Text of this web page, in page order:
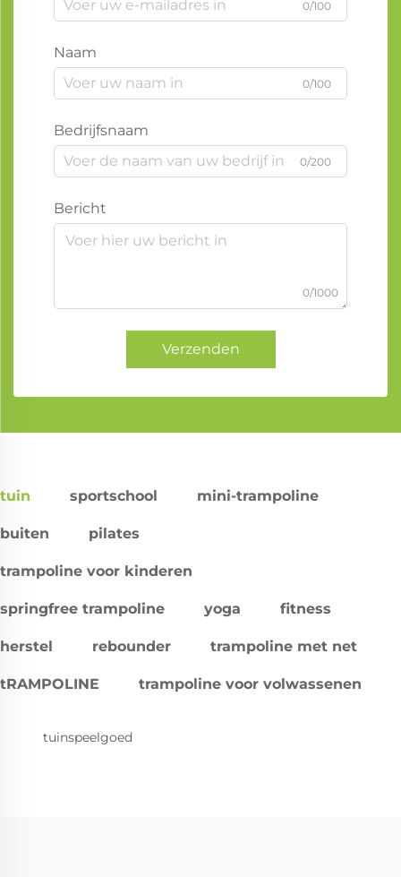
0/100
Naam
0/100
Bedrijfsnaam
0/200
Bericht
0/1000
Verzenden
tuin sportschool mini-trampoline
buiten pilates
trampoline voor kinderen
springfree trampoline yoga fitness
herstel rebounder trampoline met net
tRAMPOLINE trampoline voor volwassenen
tuinspeelgoed